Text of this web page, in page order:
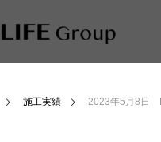
施工実績 2023年5月8日